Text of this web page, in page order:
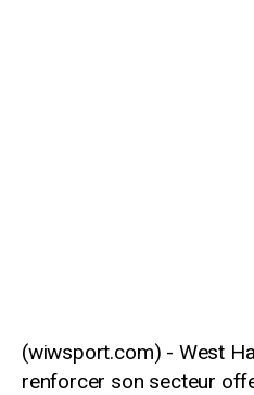
West
renforcer son secteur